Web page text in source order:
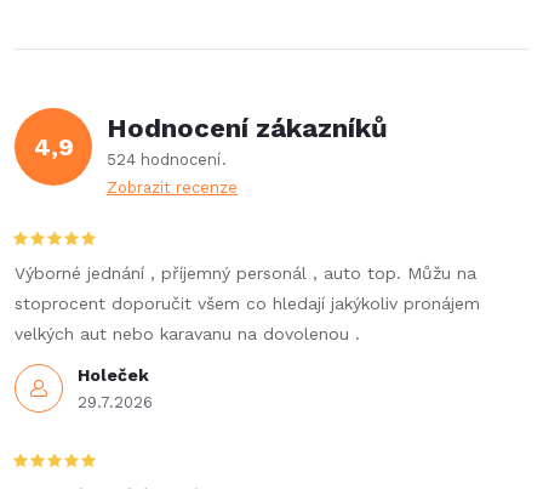
4,9
Hodnocení zákazníků
524 hodnocení
Zobrazit recenze
Holeček
29.7.2026
Výborné jednání , příjemný personál , auto top. Můžu na
stoprocent doporučit všem co hledají jakýkoliv pronájem
velkých aut nebo karavanu na dovolenou .